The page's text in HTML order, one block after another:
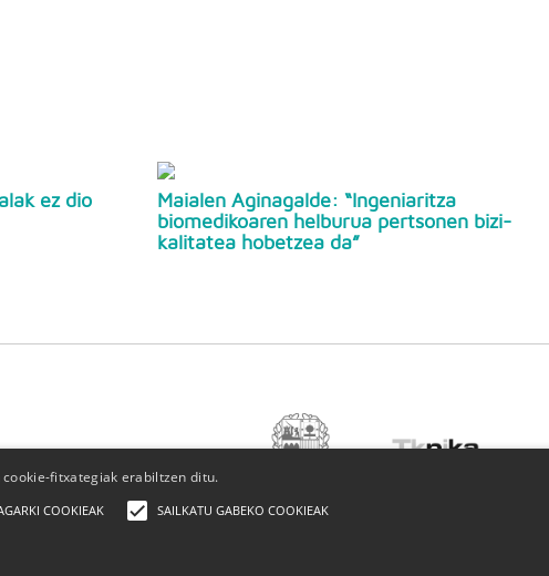
ez dio
Maialen Aginagalde: “Ingeniaritza
biomedikoaren helburua pertsonen bizi-
kalitatea hobetzea da”
fitxategiak erabiltzen ditu.
COOKIEAK SAILKATU GABEKO COOKIEAK